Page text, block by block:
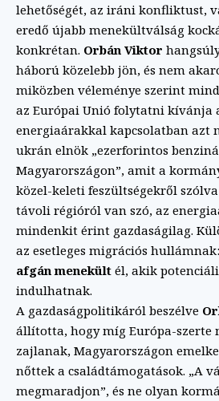
lehetőségét, az iráni konfliktust,
eredő újabb menekültválság
konkrétan. Orbán Viktor
háború közelebb jön, és nem
miközben véleménye szerint
az Európai Unió folytatni kívánja
energiaárakkal kapcsolatban azt
ukrán elnök „ezerforintos
Magyarországon”, amit a
közel-keleti feszültségekről
távoli régióról van szó, az
mindenkit érint gazdaságilag.
az esetleges migrációs
afgán menekült él, akik
indulhatnak.
A gazdaságpolitikáról beszélve
állította, hogy míg Európa-szerte
zajlanak, Magyarországon
nőttek a családtámogatások. „A
megmaradjon”, és ne olyan